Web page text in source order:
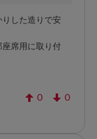
した造りで安
席用に取り付
0 0